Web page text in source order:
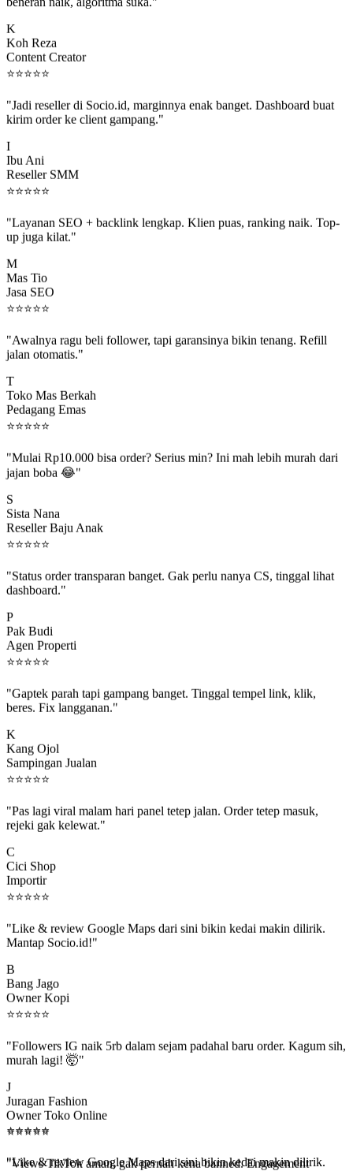
Koh Reza
Content Creator
⭐⭐⭐⭐⭐
kirim order ke client gampang."
Ibu Ani
Reseller SMM
⭐⭐⭐⭐⭐
up juga kilat."
Mas Tio
Jasa SEO
⭐⭐⭐⭐⭐
jalan otomatis."
Toko Mas Berkah
Pedagang Emas
⭐⭐⭐⭐⭐
jajan boba 😂"
Sista Nana
Reseller Baju Anak
⭐⭐⭐⭐⭐
dashboard."
Pak Budi
Agen Properti
⭐⭐⭐⭐ ⭐
beres. Fix langganan."
Kang Ojol
Sampingan Jualan
⭐⭐⭐⭐⭐
rejeki gak kelewat."
Cici Shop
Importir
⭐⭐⭐⭐⭐
Mantap Socio.id!"
Bang Jago
Owner Kopi
⭐⭐⭐⭐ ⭐
murah lagi! 🤯"
Juragan Fashion
Owner Toko Online
⭐⭐⭐⭐ ⭐
beneran naik, algoritma suka."
⭐ ⭐ ⭐ ⭐ ⭐